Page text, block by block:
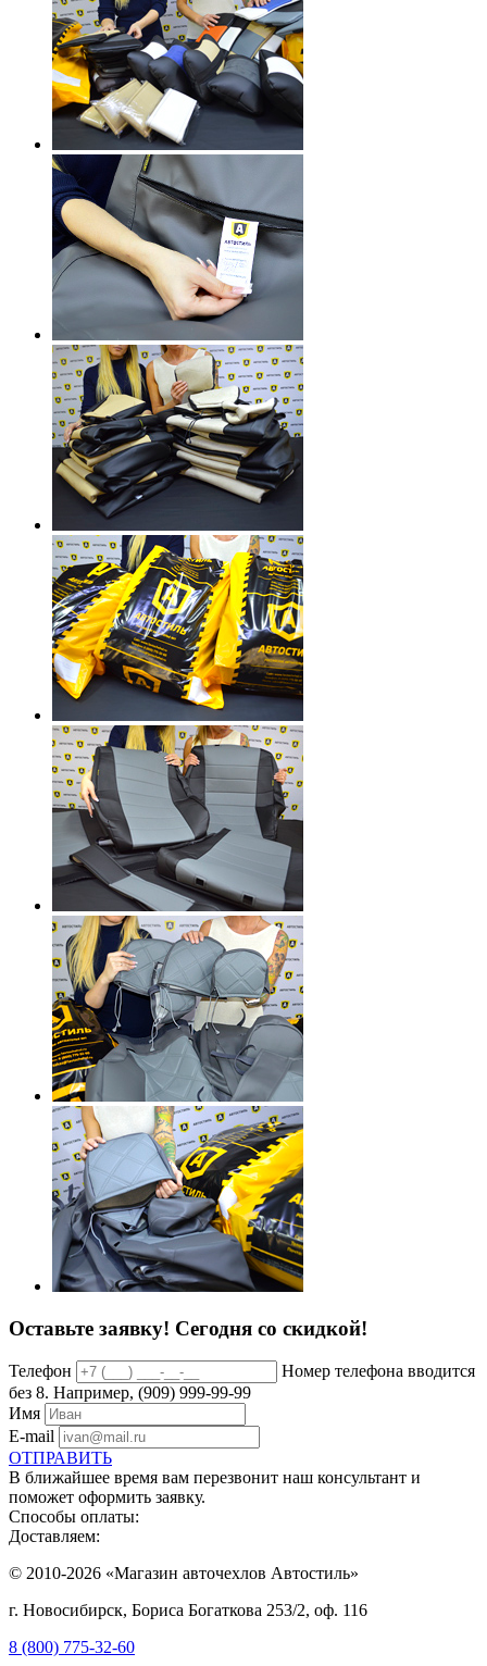
Оставьте заявку! Сегодня со скидкой!
Телефон
Номер телефона вводится
без 8. Например, (909) 999-99-99
Имя
E-mail
ОТПРАВИТЬ
В ближайшее время вам перезвонит наш консультант и
поможет оформить заявку.
Способы оплаты:
Доставляем:
© 2010-2026 «Магазин авточехлов Автостиль»
г. Новосибирск, Бориса Богаткова 253/2, оф. 116
8 (800) 775-32-60